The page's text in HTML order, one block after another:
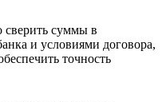
сверить суммы в
и условиями договора,
точность